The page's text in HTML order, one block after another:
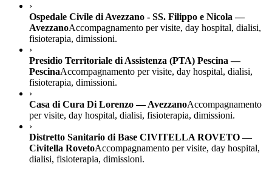
›
Ospedale Civile di Avezzano - SS. Filippo e Nicola —
AvezzanoAccompagnamento per visite, day hospital, dialisi,
fisioterapia, dimissioni.
›
Presidio Territoriale di Assistenza (PTA) Pescina —
PescinaAccompagnamento per visite, day hospital, dialisi,
fisioterapia, dimissioni.
›
Casa di Cura Di Lorenzo — AvezzanoAccompagnamento
per visite, day hospital, dialisi, fisioterapia, dimissioni.
›
Distretto Sanitario di Base CIVITELLA ROVETO —
Civitella RovetoAccompagnamento per visite, day hospital,
dialisi, fisioterapia, dimissioni.